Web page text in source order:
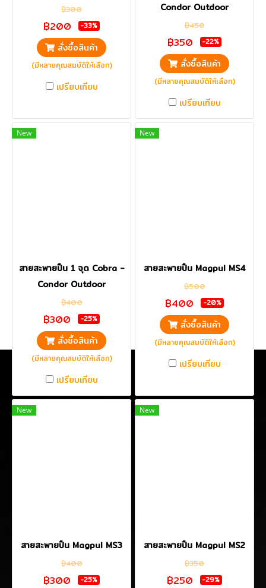
฿300
฿200 -33%
สั่งซื้อสินค้า
(มีหลายคุณสมบัติให้เลือก)
เปรียบเทียบ
Condor Outdoor
฿450
฿350 -22%
สั่งซื้อสินค้า
(มีหลายคุณสมบัติให้เลือก)
เปรียบเทียบ
New
สายสะพายปืน 1 จุด Cobra -
Condor Outdoor
฿400
฿300 -25%
สั่งซื้อสินค้า
(มีหลายคุณสมบัติให้เลือก)
เปรียบเทียบ
New
สายสะพายปืน Magpul MS4
฿500
฿400 -20%
สั่งซื้อสินค้า
(มีหลายคุณสมบัติให้เลือก)
เปรียบเทียบ
New
สายสะพายปืน Magpul MS3
฿400
฿300 -25%
New
สายสะพายปืน Magpul MS2
฿350
฿250 -29%